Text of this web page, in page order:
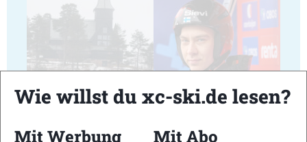
23 24
Wie willst du xc-ski.de lesen?
Mit Werbung
Mit Abo